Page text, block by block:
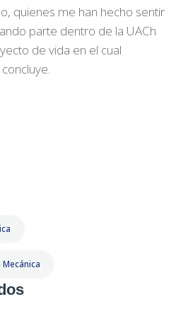
quienes me han hecho sentir
parte dentro de la UACh
de vida en el cual